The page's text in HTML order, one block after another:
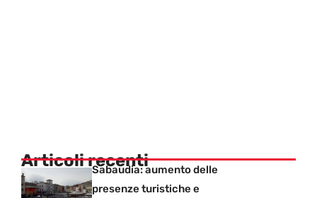
Articoli recentiSabaudia: aumento delle
presenze turistiche e